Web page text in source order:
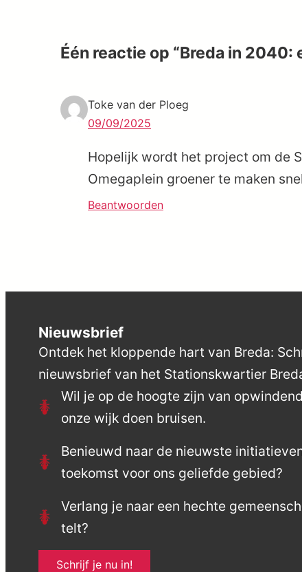
Één reactie op “Breda in 2040:
Toke van der Ploeg
09/09/2025
Hopelijk wordt het project om de
Omegaplein groener te maken
Beantwoorden
Nieuwsbrief
Ontdek het kloppende hart van Breda:
nieuwsbrief van het Stationskwartier
Wil je op de hoogte zijn van
onze wijk doen bruisen.
Benieuwd naar de nieuwste
toekomst voor ons geliefde gebied?
Verlang je naar een hechte
telt?
Schrijf je nu in!